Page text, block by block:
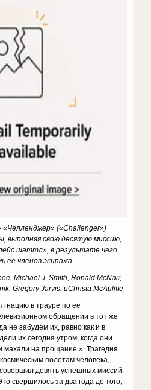
«Челленджер» («Challenger»)
выполняя свою десятую миссию,
шаттл», в результате чего
ее членов экипажа.
Michael J. Smith, Ronald McNair,
Gregory Jarvis, иChrista McAuliffe
нацию в трауре по ее
обращении в тот же
не забудем их, равно как и в
их сегодня утром, когда они
махали на прощание.». Трагедия
полетам человека,
девять успешных миссий
свершилось за два года до того,